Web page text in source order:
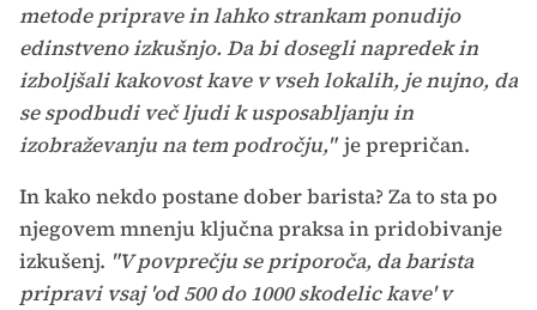
metode priprave in lahko strankam ponudijo
edinstveno izkušnjo. Da bi dosegli napredek in
izboljšali kakovost kave v vseh lokalih, je nujno, da
se spodbudi več ljudi k usposabljanju in
izobraževanju na tem področju," je prepričan.
In kako nekdo postane dober barista? Za to sta po
njegovem mnenju ključna praksa in pridobivanje
izkušenj. "V povprečju se priporoča, da barista
pripravi vsaj 'od 500 do 1000 skodelic kave' v